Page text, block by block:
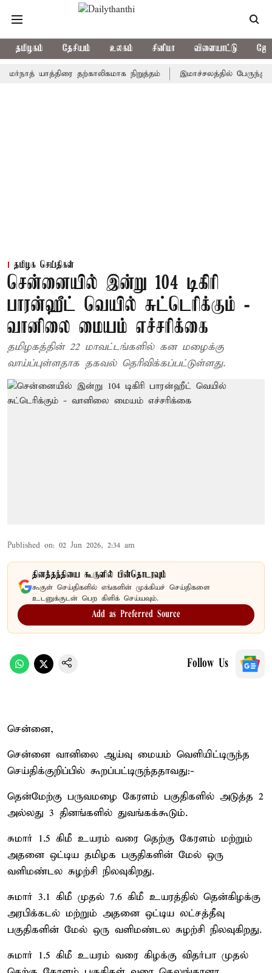
தமிழகம் தேசியம் உலகம் சினிமா விளையாட்டு
யாத்திரை தற்காலிகமாக நிறுத்தம் இமாச்சலத்தில் பேருந்து
தமிழக செய்திகள்
சென்னையில் இன்று 104 டிகிரி
பாரன்ஹீட் வெயில் சுட்டெரிக்கும் -
வானிலை மையம் எச்சரிக்கை
தமிழகத்தின் 22 மாவட்டங்களில் கன மழைக்கு
வாய்ப்புள்ளதாக தகவல் தெரிவிக்கப்பட்டுள்ளது.
Published on: 02 Jun 2026, 2:34 am
தினத்தந்தியை கூகுளில் பின்தொடரவும்
கூகுள் செய்திகளில் எங்களின் முக்கியச் செய்திகளை
உடனுக்குடன் பெற கிளிக் செய்யவும்.
Add as Preferred Source
Follow Us
சென்னை,
சென்னை வானிலை ஆய்வு மையம் வெளியிட்டிருந்த
செய்திக்குறிப்பில் கூறப்பட்டிருந்ததாவது:-
தென்மேற்கு பருவமழை கேரளம் பகுதிகளில் அடுத்த 2
அல்லது 3 தினங்களில் துவங்கக்கூடும்.
சுமார் 1.5 கிமீ உயரம் வரை தெற்கு கேரளம் மற்றும்
அதனை ஒட்டிய தமிழக பகுதிகளின் மேல் ஒரு
வளிமண்டல சுழற்சி நிலவுகிறது.
சுமார் 3.1 கிமீ முதல் 7.6 கிமீ உயரத்தில் தென்கிழக்கு
அரபிக்கடல் மற்றும் அதனை ஒட்டிய லட்சத்தீவு
பகுதிகளின் மேல் ஒரு வளிமண்டல சுழற்சி நிலவுகிறது.
சுமார் 1.5 கிமீ உயரம் வரை கிழக்கு விதர்பா முதல்